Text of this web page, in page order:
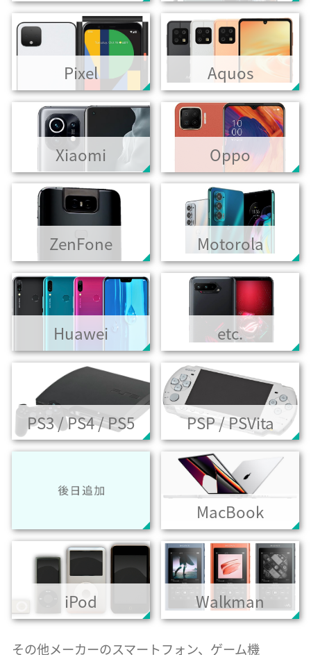
Pixel Aquos
Xiaomi Oppo
ZenFone Motorola
Huawei etc.
PS3 / PS4 / PS5 PSP / PSVita
MacBook
iPod Walkman
その他メーカーのスマートフォン、ゲーム機